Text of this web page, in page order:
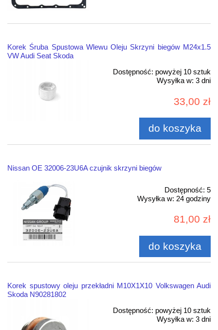
Korek Śruba Spustowa Wlewu Oleju Skrzyni biegów M24x1.5
VW Audi Seat Skoda
Dostępność: powyżej 10 sztuk
Wysyłka w: 3 dni
33,00 zł
do koszyka
Nissan OE 32006-23U6A czujnik skrzyni biegów
Dostępność: 5
Wysyłka w: 24 godziny
81,00 zł
do koszyka
Korek spustowy oleju przekładni M10X1X10 Volkswagen Audi
Skoda N90281802
Dostępność: powyżej 10 sztuk
Wysyłka w: 3 dni